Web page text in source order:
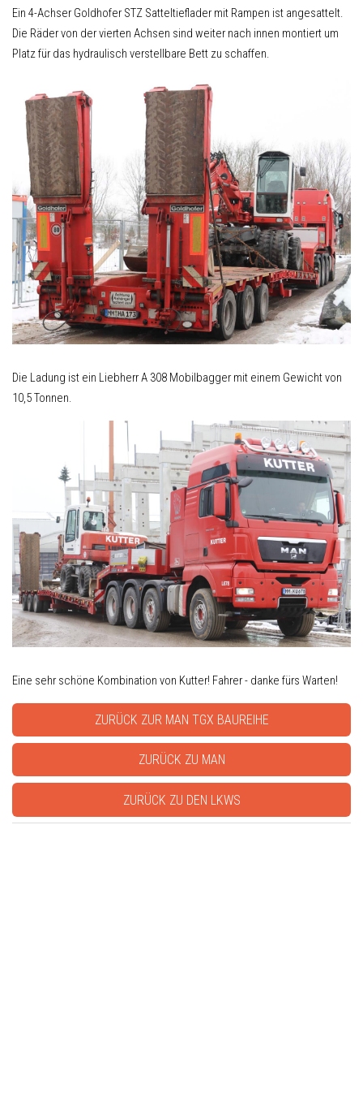
Ein 4-Achser Goldhofer STZ Satteltieflader mit Rampen ist angesattelt.
Die Räder von der vierten Achsen sind weiter nach innen montiert um
Platz für das hydraulisch verstellbare Bett zu schaffen.
Die Ladung ist ein Liebherr A 308 Mobilbagger mit einem Gewicht von
10,5 Tonnen.
Eine sehr schöne Kombination von Kutter! Fahrer - danke fürs Warten!
ZURÜCK ZUR MAN TGX BAUREIHE
ZURÜCK ZU MAN
ZURÜCK ZU DEN LKWS